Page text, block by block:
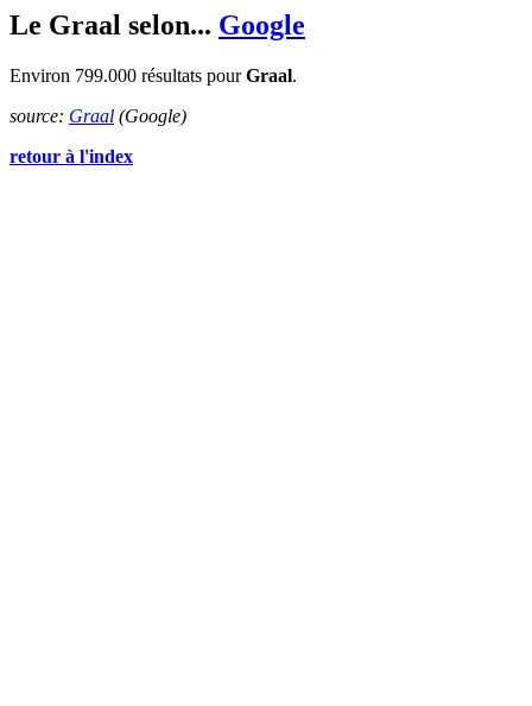
Le Graal selon... Google
Environ 799.000 résultats pourGraal.
source: Graal (Google)
retour à l'index